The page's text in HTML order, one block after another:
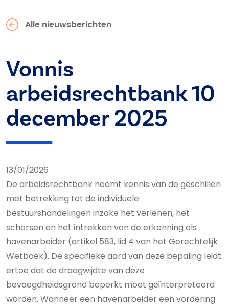
Alle nieuwsberichten
Vonnis
arbeidsrechtbank 10
december 2025
13/01/2026
De arbeidsrechtbank neemt kennis van de geschillen
met betrekking tot de individuele
bestuurshandelingen inzake het verlenen, het
schorsen en het intrekken van de erkenning als
havenarbeider (artikel 583, lid 4 van het Gerechtelijk
Wetboek). De specifieke aard van deze bepaling leidt
ertoe dat de draagwijdte van deze
bevoegdheidsgrond beperkt moet geïnterpreteerd
worden. Wanneer een havenarbeider een vordering